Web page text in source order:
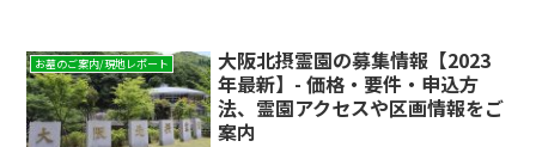
お墓のご案内/現地レポート
大阪北摂霊園の募集情報【2023
年最新】- 価格・要件・申込方
法、霊園アクセスや区画情報をご
案内